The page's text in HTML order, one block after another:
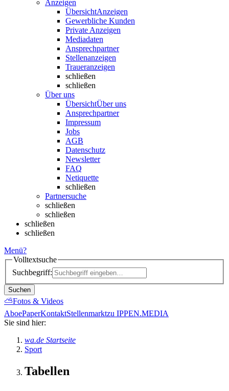
Anzeigen
ÜbersichtAnzeigen
Gewerbliche Kunden
Private Anzeigen
Mediadaten
Ansprechpartner
Stellenanzeigen
Traueranzeigen
schließen
schließen
Über uns
ÜbersichtÜber uns
Ansprechpartner
Impressum
Jobs
AGB
Datenschutz
Newsletter
FAQ
Netiquette
schließen
Partnersuche
schließen
schließen
schließen
schließen
Menü?
Volltextsuche
Suchbegriff:
Suchen
⛅Fotos & Videos
AboePaperKontaktStellenmarktzu IPPEN.MEDIA
Sie sind hier:
wa.de Startseite
Sport
Tabellen